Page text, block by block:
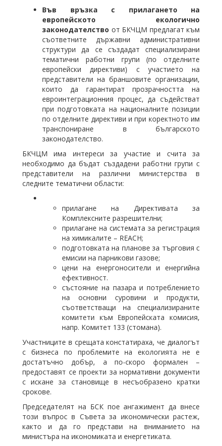
Във връзка с прилагането на
европейското екологично
законодателство от БКЧЦМ предлагат към
съответните държавни административни
структури да се създадат специализирани
тематични работни групи (по отделните
европейски директиви) с участието на
представители на браншовите организации,
които да гарантират прозрачността на
евроинтеграционния процес, да съдействат
при подготовката на националните позиции
по отделните директиви и при коректното им
транспониране в българското
законодателство.
БКЧЦМ има интереси за участие и счита за
необходимо да бъдат създадени работни групи с
представители на различни министерства в
следните тематични области:
прилагане на Директивата за
Комплексните разрешителни;
прилагане на системата за регистрация
на химикалите – REACH;
подготовката на планове за търговия с
емисии на парникови газове;
цени на енергоносители и енергийна
ефективност.
състояние на пазара и потреблението
на основни суровини и продукти,
съответстващи на специализираните
комитети към Европейската комисия,
напр. Комитет 133 (стомана).
Участниците в срещата констатираха, че диалогът
с бизнеса по проблемите на екологията не е
достатъчно добър, а по-скоро формален –
предоставят се проекти за нормативни документи
с искане за становище в несъобразено кратки
срокове.
Председателят на БСК пое ангажимент да внесе
този въпрос в Съвета за икономически растеж,
както и да го представи на вниманието на
министъра на икономиката и енергетиката.